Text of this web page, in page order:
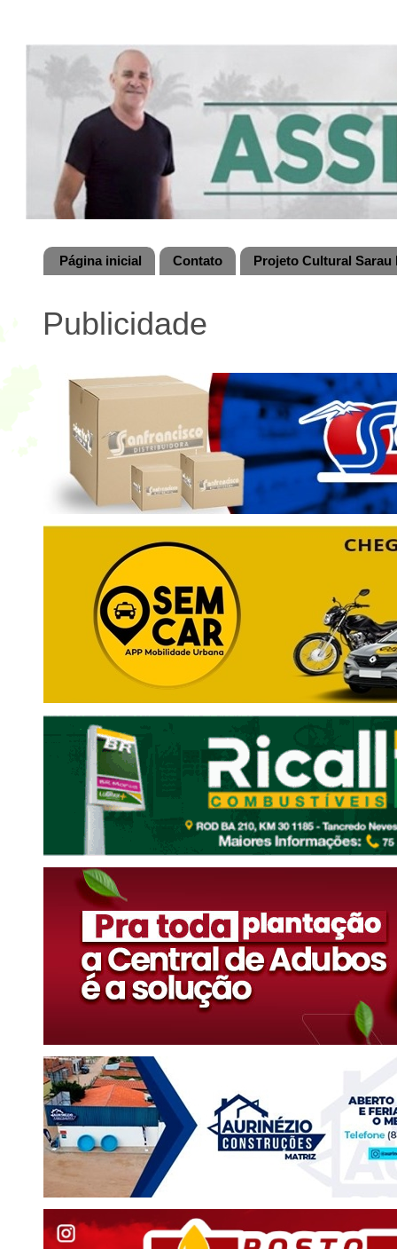
Página inicial Contato Projeto Cultural
Publicidade